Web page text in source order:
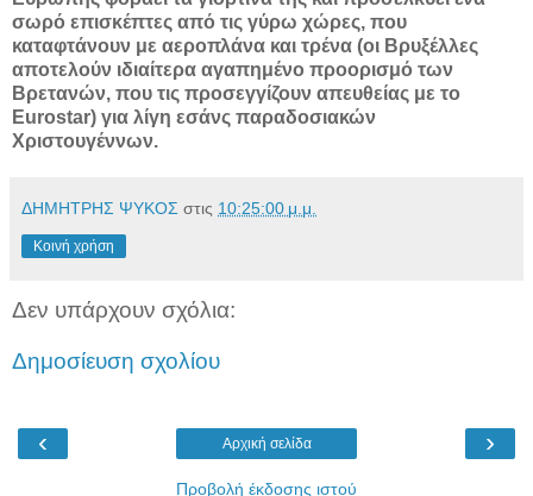
σωρό επισκέπτες από τις γύρω χώρες, που
καταφτάνουν με αεροπλάνα και τρένα (οι Βρυξέλλες
αποτελούν ιδιαίτερα αγαπημένο προορισμό των
Βρετανών, που τις προσεγγίζουν απευθείας με το
Eurostar) για λίγη εσάνς παραδοσιακών
Χριστουγέννων.
ΔΗΜΗΤΡΗΣ ΨΥΚΟΣ στις 10:25:00 μ.μ.
Κοινή χρήση
Δεν υπάρχουν σχόλια:
Δημοσίευση σχολίου
‹ ›
Αρχική σελίδα
Προβολή έκδοσης ιστού